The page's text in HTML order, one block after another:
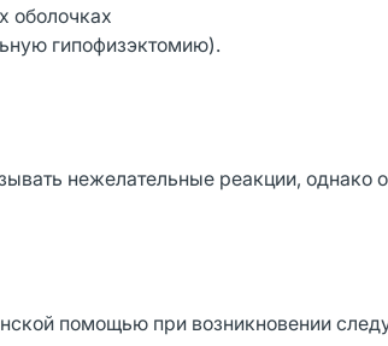
оболочках
гипофизэктомию).
нежелательные реакции, однако
помощью при возникновении